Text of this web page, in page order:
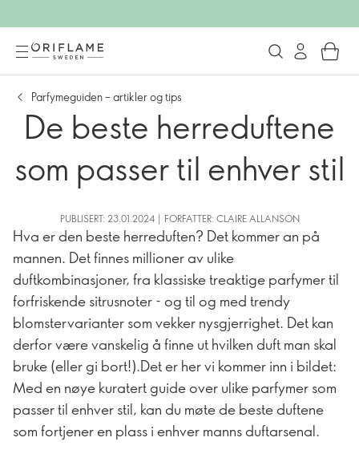
Parfymeguiden – artikler og tips
De beste herreduftene
som passer til enhver stil
PUBLISERT: 23.01.2024 | FORFATTER: CLAIRE ALLANSON
Hva er den beste herreduften? Det kommer an på
mannen. Det finnes millioner av ulike
duftkombinasjoner, fra klassiske treaktige parfymer til
forfriskende sitrusnoter - og til og med trendy
blomstervarianter som vekker nysgjerrighet. Det kan
derfor være vanskelig å finne ut hvilken duft man skal
bruke (eller gi bort!).Det er her vi kommer inn i bildet:
Med en nøye kuratert guide over ulike parfymer som
passer til enhver stil, kan du møte de beste duftene
som fortjener en plass i enhver manns duftarsenal.